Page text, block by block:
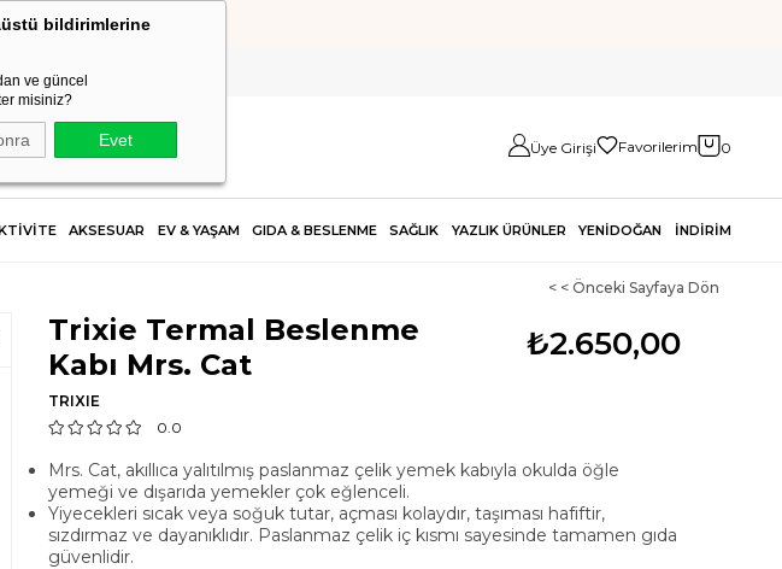
bildirimlerine
ve güncel
misiniz?
Evet Üye Girişi Favorilerim 0
AKSESUAR EV & YAŞAM GIDA & BESLENME SAĞLIK YAZLIK ÜRÜNLER YENİDOĞAN İNDİRİM
< < Önceki Sayfaya Dön
₺2.650,00
Trixie Termal Beslenme
Kabı Mrs. Cat
TRIXIE
0.0
Mrs. Cat, akıllıca yalıtılmış paslanmaz çelik yemek kabıyla okulda öğle
yemeği ve dışarıda yemekler çok eğlenceli.
Yiyecekleri sıcak veya soğuk tutar, açması kolaydır, taşıması hafiftir,
sızdırmaz ve dayanıklıdır. Paslanmaz çelik iç kısmı sayesinde tamamen gıda
güvenlidir.